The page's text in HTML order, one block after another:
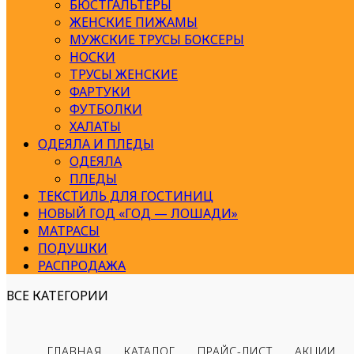
БЮСТГАЛЬТЕРЫ
ЖЕНСКИЕ ПИЖАМЫ
МУЖСКИЕ ТРУСЫ БОКСЕРЫ
НОСКИ
ТРУСЫ ЖЕНСКИЕ
ФАРТУКИ
ФУТБОЛКИ
ХАЛАТЫ
ОДЕЯЛА И ПЛЕДЫ
ОДЕЯЛА
ПЛЕДЫ
ТЕКСТИЛЬ ДЛЯ ГОСТИНИЦ
НОВЫЙ ГОД «ГОД — ЛОШАДИ»
МАТРАСЫ
ПОДУШКИ
РАСПРОДАЖА
ВСЕ КАТЕГОРИИ